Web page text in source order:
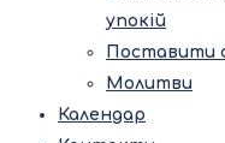
упокій
Поставити
Молитви
Календар